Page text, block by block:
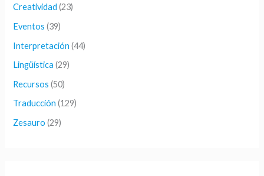
r
:
Creatividad (23)
Eventos (39)
Interpretación (44)
Lingüística (29)
Recursos (50)
Traducción (129)
Zesauro (29)